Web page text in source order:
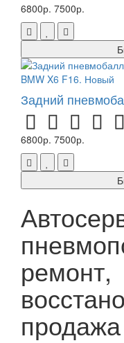
6800р. 7500р.
Задний
6800р. 7500р.
ремонт,